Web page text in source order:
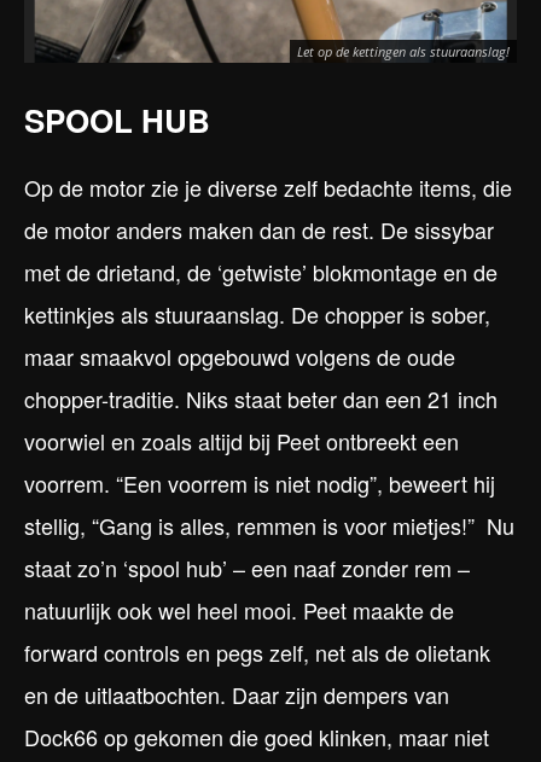
Let op de kettingen als stuuraanslag!
SPOOL HUB
Op de motor zie je diverse zelf bedachte items, die
de motor anders maken dan de rest. De sissybar
met de drietand, de ‘getwiste’ blokmontage en de
kettinkjes als stuuraanslag. De chopper is sober,
maar smaakvol opgebouwd volgens de oude
chopper-traditie. Niks staat beter dan een 21 inch
voorwiel en zoals altijd bij Peet ontbreekt een
voorrem. “Een voorrem is niet nodig”, beweert hij
stellig, “Gang is alles, remmen is voor mietjes!” Nu
staat zo’n ‘spool hub’ – een naaf zonder rem –
natuurlijk ook wel heel mooi. Peet maakte de
forward controls en pegs zelf, net als de olietank
en de uitlaatbochten. Daar zijn dempers van
Dock66 op gekomen die goed klinken, maar niet